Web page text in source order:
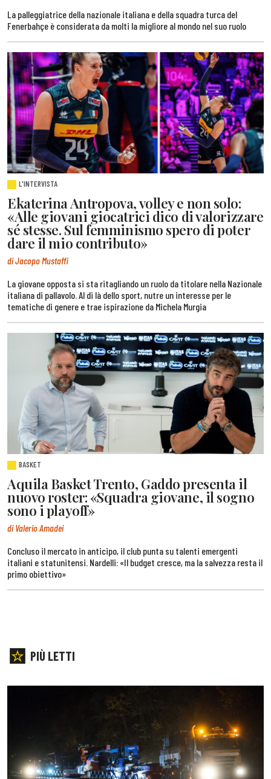
La palleggiatrice della nazionale italiana e della squadra turca del
Fenerbahçe è considerata da molti la migliore al mondo nel suo ruolo
L'INTERVISTA
Ekaterina Antropova, volley e non solo:
«Alle giovani giocatrici dico di valorizzare
sé stesse. Sul femminismo spero di poter
dare il mio contributo»
di Jacopo Mustaffi
La giovane opposta si sta ritagliando un ruolo da titolare nella Nazionale
italiana di pallavolo. Al di là dello sport, nutre un interesse per le
tematiche di genere e trae ispirazione da Michela Murgia
BASKET
Aquila Basket Trento, Gaddo presenta il
nuovo roster: «Squadra giovane, il sogno
sono i playoff»
di Valerio Amadei
Concluso il mercato in anticipo, il club punta su talenti emergenti
italiani e statunitensi. Nardelli: «Il budget cresce, ma la salvezza resta il
primo obiettivo»
PIÙ LETTI